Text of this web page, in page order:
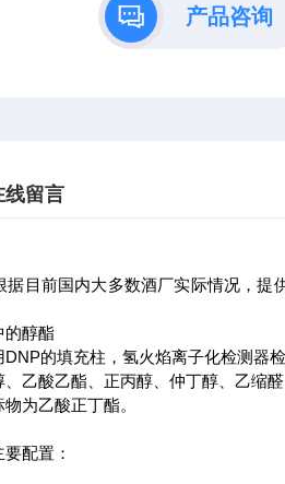
产品咨询
线留言
据目前国内大多数酒厂实际情况，
的醇酯
的填充柱，氢火焰离子化检测器
乙酸乙酯、正丙醇、仲丁醇、乙缩
为乙酸正丁酯。
要配置：